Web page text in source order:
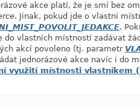
akce platí, že je smí bez
. Jinak, pokud jde o vlastní
.
do vlastních místností zadávat
akcí povoleno (tj. parametr
jednorázové akce navíc i do
využití místnosti vlastníkem